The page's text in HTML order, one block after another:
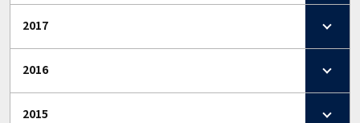
2017
2016
2015